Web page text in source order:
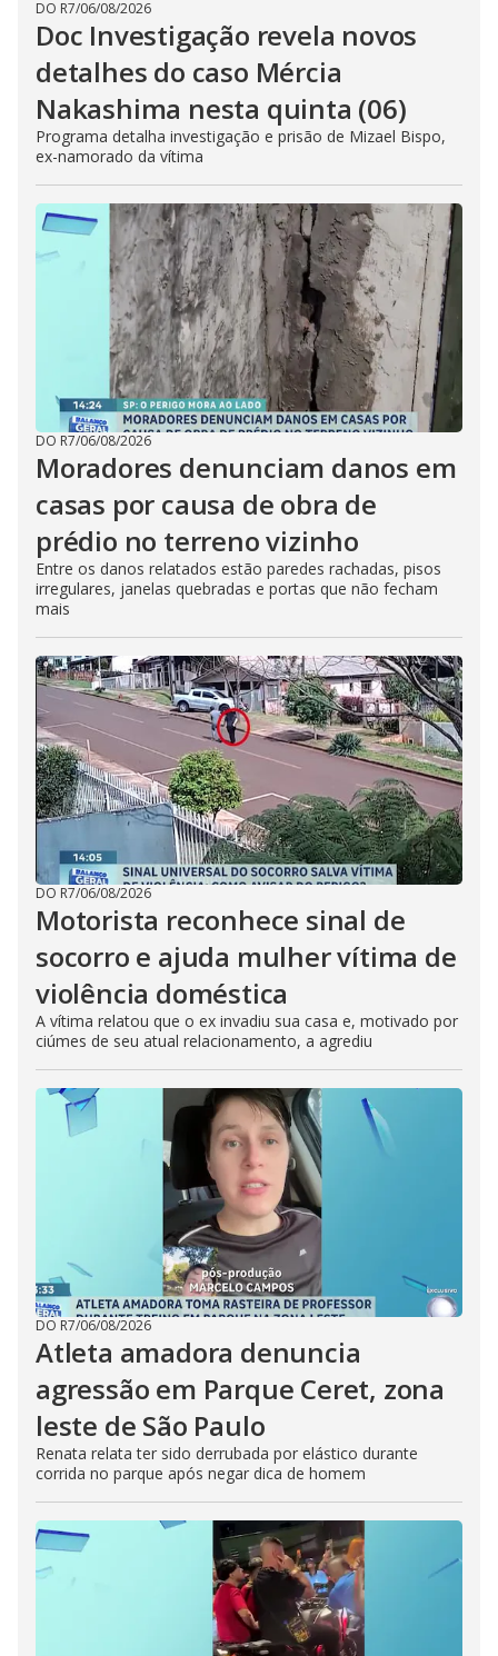
DO R7/06/08/2026
Doc Investigação revela novos
detalhes do caso Mércia
Nakashima nesta quinta (06)
Programa detalha investigação e prisão de Mizael Bispo,
ex-namorado da vítima
DO R7/06/08/2026
Moradores denunciam danos em
casas por causa de obra de
prédio no terreno vizinho
Entre os danos relatados estão paredes rachadas, pisos
irregulares, janelas quebradas e portas que não fecham
mais
DO R7/06/08/2026
Motorista reconhece sinal de
socorro e ajuda mulher vítima de
violência doméstica
A vítima relatou que o ex invadiu sua casa e, motivado por
ciúmes de seu atual relacionamento, a agrediu
DO R7/06/08/2026
Atleta amadora denuncia
agressão em Parque Ceret, zona
leste de São Paulo
Renata relata ter sido derrubada por elástico durante
corrida no parque após negar dica de homem